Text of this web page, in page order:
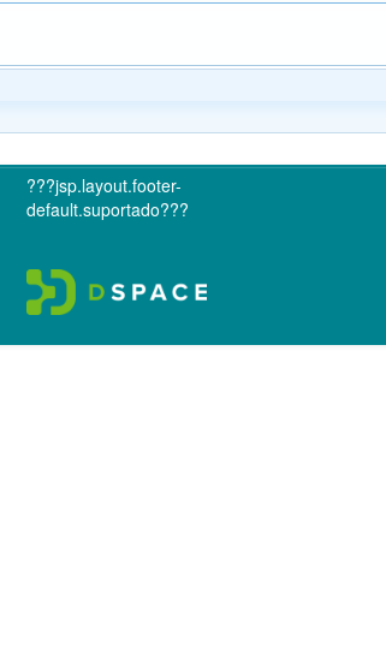
???jsp.layout.footer-
default.suportado???